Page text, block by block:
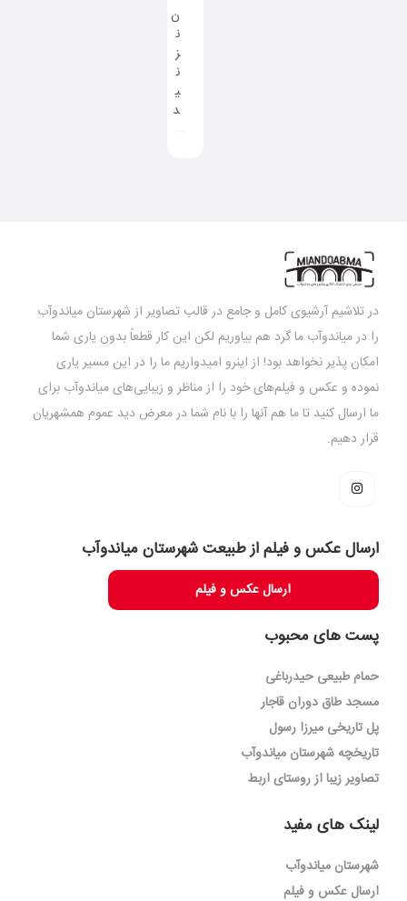
ن
ن
ز
ن
ی
د
در تلاشیم آرشیوی کامل و جامع در قالب تصاویر از شهرستان میاندوآب
را در میاندوآب ما گرد هم بیاوریم لکن این کار قطعاً بدون یاری شما
امکان پذیر نخواهد بود! از اینرو امیدواریم ما را در این مسیر یاری
نموده و عکس و فیلم‌های خود را از مناظر و زیبایی‌های میاندوآب برای
ما ارسال کنید تا ما هم آنها را با نام شما در معرض دید عموم همشهریان
قرار دهیم.
ارسال عکس و فیلم از طبیعت شهرستان میاندوآب
ارسال عکس و فیلم
پست های محبوب
حمام طبیعی حیدرباغی
مسجد طاق دوران قاجار
پل تاریخی میرزا رسول
تاریخچه شهرستان میاندوآب
تصاویر زیبا از روستای اربط
لینک های مفید
شهرستان میاندوآب
ارسال عکس و فیلم